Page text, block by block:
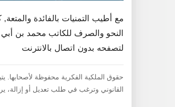
مع أطيب التمنيات بالفائدة
النحو والصرف للكاتب محمد بن أبي
لتصفحه بدون اتصال بالانترنت
حقوق الملكية الفكرية محفوظة لأصحابها.
القانوني وترغب في طلب تعديل أو إزالة،